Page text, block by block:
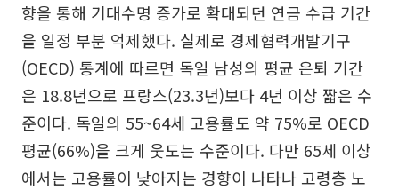
향을 통해 기대수명 증가로 확대되던 연금 수급 기간
을 일정 부분 억제했다. 실제로 경제협력개발기구
(OECD) 통계에 따르면 독일 남성의 평균 은퇴 기간
은 18.8년으로 프랑스(23.3년)보다 4년 이상 짧은 수
준이다. 독일의 55~64세 고용률도 약 75%로 OECD
평균(66%)을 크게 웃도는 수준이다. 다만 65세 이상
에서는 고용률이 낮아지는 경향이 나타나 고령층 노